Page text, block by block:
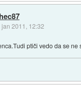
jan 2011, 12:32
ptiči vedo da se